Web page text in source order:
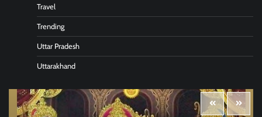
Travel
Trending
Uttar Pradesh
Uttarakhand